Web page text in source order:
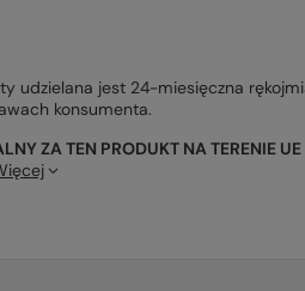
udzielana jest 24-miesięczna
konsumenta.
ZA TEN PRODUKT NA TERENIE UE